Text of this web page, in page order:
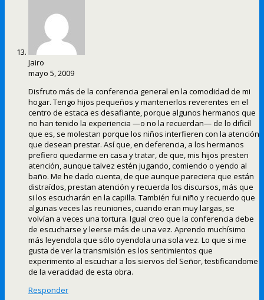
Jairo
mayo 5, 2009
Disfruto más de la conferencia general en la comodidad de mi
hogar. Tengo hijos pequeños y mantenerlos reverentes en el
centro de estaca es desafiante, porque algunos hermanos que
no han tenido la experiencia —o no la recuerdan— de lo dificíl
que es, se molestan porque los niños interfieren con la atención
que desean prestar. Así que, en deferencia, a los hermanos
prefiero quedarme en casa y tratar, de que, mis hijos presten
atención, aunque talvez estén jugando, comiendo o yendo al
baño. Me he dado cuenta, de que aunque pareciera que están
distraídos, prestan atención y recuerda los discursos, más que
si los escucharán en la capilla. También fui niño y recuerdo que
algunas veces las reuniones, cuando eran muy largas, se
volvían a veces una tortura. Igual creo que la conferencia debe
de escucharse y leerse más de una vez. Aprendo muchísimo
más leyendola que sólo oyendola una sola vez. Lo que si me
gusta de ver la transmisión es los sentimientos que
experimento al escuchar a los siervos del Señor, testificandome
de la veracidad de esta obra.
Responder